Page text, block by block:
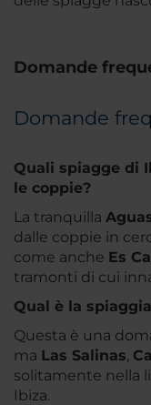
Domande
Domande
Quali spiagge di
le coppie?
La tranquilla
dalle coppie in
come anche Es
tramonti di cui
Qual è la
Questa è una
ma Las Salinas,
solitamente nella
Ibiza.